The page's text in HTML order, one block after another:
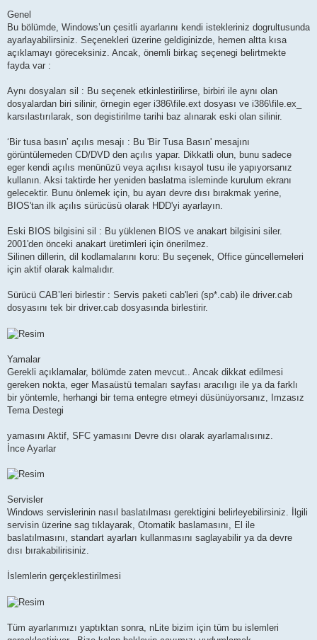
Genel
Bu bölümde, Windows’un çesitli ayarlarını kendi istekleriniz dogrultusunda
ayarlayabilirsiniz. Seçenekleri üzerine geldiginizde, hemen altta kısa
açıklamayı göreceksiniz. Ancak, önemli birkaç seçenegi belirtmekte
fayda var :
Aynı dosyaları sil : Bu seçenek etkinlestirilirse, birbiri ile aynı olan
dosyalardan biri silinir, örnegin eger i386\file.ext dosyası ve i386\file.ex_
karsılastırılarak, son degistirilme tarihi baz alınarak eski olan silinir.
‘Bir tusa basın’ açılıs mesajı : Bu 'Bir Tusa Basın' mesajını
görüntülemeden CD/DVD den açılıs yapar. Dikkatli olun, bunu sadece
eger kendi açılıs menünüzü veya açılısı kısayol tusu ile yapıyorsanız
kullanın. Aksi taktirde her yeniden baslatma isleminde kurulum ekranı
gelecektir. Bunu önlemek için, bu ayarı devre dısı bırakmak yerine,
BIOS'tan ilk açılıs sürücüsü olarak HDD'yi ayarlayın.
Eski BIOS bilgisini sil : Bu yüklenen BIOS ve anakart bilgisini siler.
2001'den önceki anakart üretimleri için önerilmez.
Silinen dillerin, dil kodlamalarını koru: Bu seçenek, Office güncellemeleri
için aktif olarak kalmalıdır.
Sürücü CAB’leri birlestir : Servis paketi cab'leri (sp*.cab) ile driver.cab
dosyasını tek bir driver.cab dosyasında birlestirir.
Yamalar
Gerekli açıklamalar, bölümde zaten mevcut.. Ancak dikkat edilmesi
gereken nokta, eger Masaüstü temaları sayfası aracılıgı ile ya da farklı
bir yöntemle, herhangi bir tema entegre etmeyi düsünüyorsanız, Imzasız
Tema Destegi
yamasını Aktif, SFC yamasını Devre dısı olarak ayarlamalısınız.
İnce Ayarlar
Servisler
Windows servislerinin nasıl baslatılması gerektigini belirleyebilirsiniz. İlgili
servisin üzerine sag tıklayarak, Otomatik baslamasını, El ile
baslatılmasını, standart ayarları kullanmasını saglayabilir ya da devre
dısı bırakabilirisiniz.
İslemlerin gerçeklestirilmesi
Tüm ayarlarımızı yaptıktan sonra, nLite bizim için tüm bu islemleri